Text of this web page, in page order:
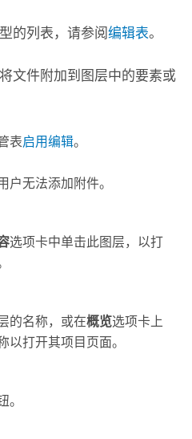
的列表，请参阅编辑表。
文件附加到图层中的要素或
表启用编辑。
户无法添加附件。
选项卡中单击此图层，以打
的名称，或在概览选项卡上
以打开其项目页面。
。